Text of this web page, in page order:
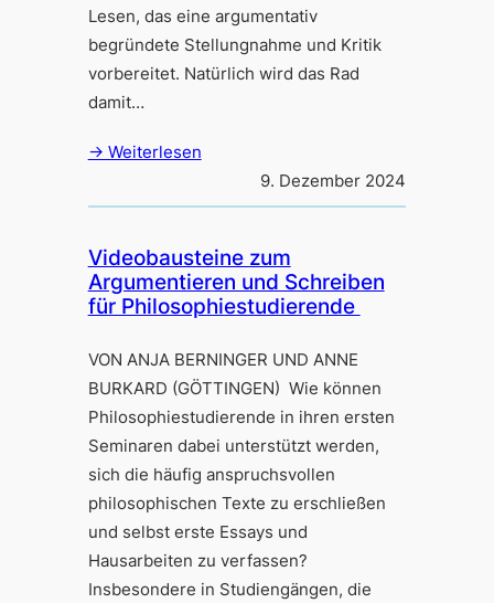
Lesen, das eine argumentativ
begründete Stellungnahme und Kritik
vorbereitet. Natürlich wird das Rad
damit…
→ Weiterlesen
9. Dezember 2024
Videobausteine zum
Argumentieren und Schreiben
für Philosophiestudierende
VON ANJA BERNINGER UND ANNE
BURKARD (GÖTTINGEN) Wie können
Philosophiestudierende in ihren ersten
Seminaren dabei unterstützt werden,
sich die häufig anspruchsvollen
philosophischen Texte zu erschließen
und selbst erste Essays und
Hausarbeiten zu verfassen?
Insbesondere in Studiengängen, die